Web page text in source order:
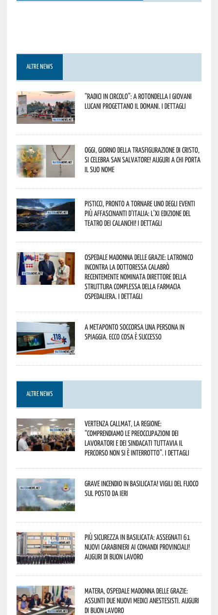
ALTRE NEWS
“Radici in Circolo”: a Rotondella i giovani
lucani progettano il domani. I dettagli
Oggi, giorno della Trasfigurazione di Cristo,
si celebra San Salvatore! Auguri a chi porta
il suo nome
Pisticci, pronto a tornare uno degli eventi
più affascinanti d’Italia: l’XI edizione del
Teatro dei Calanchi! I dettagli
Ospedale Madonna delle Grazie: Latronico
incontra la dottoressa Calabrò
recentemente nominata Direttore della
Struttura Complessa della Farmacia
Ospedaliera. I dettagli
A Metaponto soccorsa una persona in
spiaggia. Ecco cosa è successo
ALTRE NEWS
Vertenza CallMat, la Regione:
“comprendiamo le preoccupazioni dei
lavoratori e dei sindacati tuttavia il
percorso non si è interrotto”. I dettagli
Grave incendio in Basilicata! Vigili del fuoco
sul posto da ieri
Più sicurezza in Basilicata: assegnati 61
nuovi Carabinieri ai Comandi provinciali!
Auguri di buon lavoro
Matera, Ospedale Madonna delle Grazie:
assunti due nuovi medici anestesisti. Auguri
di buon lavoro